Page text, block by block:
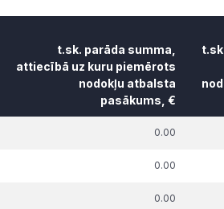
t.sk. parāda summa,
attiecībā uz kuru piemērots
nodokļu atbalsta
pasākums, €
nodokļu atbalsta
0.00
0.00
0.00